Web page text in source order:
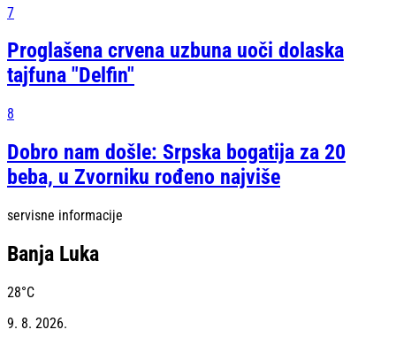
7
Proglašena crvena uzbuna uoči dolaska
tajfuna "Delfin"
8
Dobro nam došle: Srpska bogatija za 20
beba, u Zvorniku rođeno najviše
servisne informacije
Banja Luka
28°C
9. 8. 2026.